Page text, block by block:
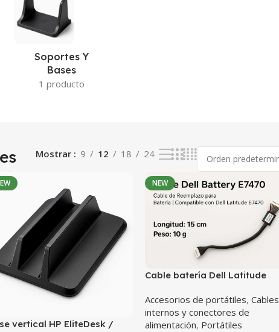
Soportes Y
Bases
1 producto
Mostrar 9 12 18 24
vertical HP EliteDesk /
NEW
Cable batería Dell Latitude
Accesorios de portátiles,Cables
internos y conectores de
alimentación, Portátiles